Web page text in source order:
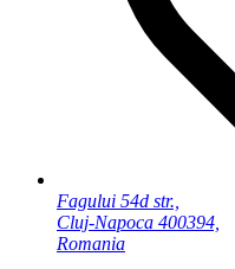
Fagului 54d str.,
Cluj-Napoca 400394,
Romania